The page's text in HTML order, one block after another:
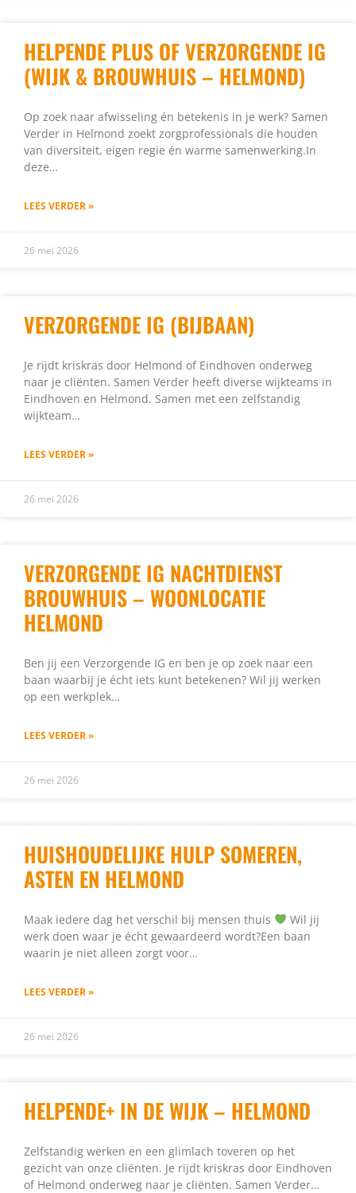
HELPENDE PLUS OF VERZORGENDE IG
(WIJK & BROUWHUIS – HELMOND)
Op zoek naar afwisseling én betekenis in je werk? Samen
Verder in Helmond zoekt zorgprofessionals die houden
van diversiteit, eigen regie én warme samenwerking.In
deze…
LEES VERDER »
26 mei 2026
VERZORGENDE IG (BIJBAAN)
Je rijdt kriskras door Helmond of Eindhoven onderweg
naar je cliënten. Samen Verder heeft diverse wijkteams in
Eindhoven en Helmond. Samen met een zelfstandig
wijkteam…
LEES VERDER »
26 mei 2026
VERZORGENDE IG NACHTDIENST
BROUWHUIS – WOONLOCATIE
HELMOND
Ben jij een Verzorgende IG en ben je op zoek naar een
baan waarbij je écht iets kunt betekenen? Wil jij werken
op een werkplek…
LEES VERDER »
26 mei 2026
HUISHOUDELIJKE HULP SOMEREN,
ASTEN EN HELMOND
Maak iedere dag het verschil bij mensen thuis
Wil jij
werk doen waar je écht gewaardeerd wordt?Een baan
waarin je niet alleen zorgt voor…
LEES VERDER »
26 mei 2026
HELPENDE+ IN DE WIJK – HELMOND
Zelfstandig werken en een glimlach toveren op het
gezicht van onze cliënten. Je rijdt kriskras door Eindhoven
of Helmond onderweg naar je cliënten. Samen Verder…